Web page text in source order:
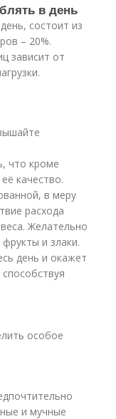
в день
состоит из
– 20%.
зависит от
что кроме
качество.
в меру
расхода
Желательно
и злаки.
день и окажет
особое
и мучные